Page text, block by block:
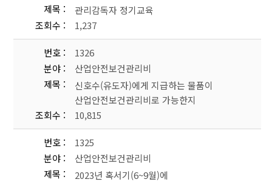
제목
관리감독자 정기교육
조회수
1,237
번호
1326
분야
산업안전보건관리비
제목
신호수(유도자)에게 지급하는 물품이
산업안전보건관리비로 가능한지
조회수
10,815
번호
1325
분야
산업안전보건관리비
제목
2023년 혹서기(6~9월)에